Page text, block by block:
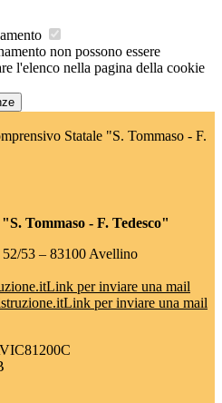
non possono essere
l'elenco nella pagina della cookie
Statale "S. Tommaso - F.
Tommaso - F. Tedesco"
53 – 83100 Avellino
Link per inviare una mail
Link per inviare una mail